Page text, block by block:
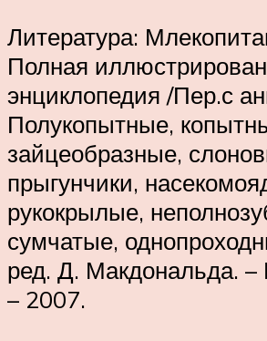
Литература:
Полная
энциклопедия /Пер.с
Полукопытные,
зайцеобразные,
прыгунчики,
рукокрылые,
сумчатые,
ред. Д. Макдональда. –
– 2007.